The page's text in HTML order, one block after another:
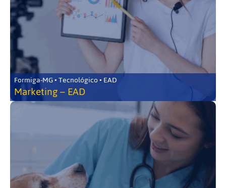
Formiga-MG • Tecnológico • EAD
Marketing – EAD